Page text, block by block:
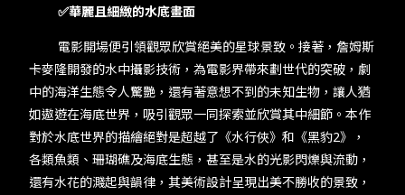
✅華麗且細緻的水底畫面
電影開場便引領觀眾欣賞絕美的星球景致。接著，詹姆斯
卡麥隆開發的水中攝影技術，為電影界帶來劃世代的突破，劇
中的海洋生態令人驚艷，還有著意想不到的未知生物，讓人猶
如遨遊在海底世界，吸引觀眾一同探索並欣賞其中細節。本作
對於水底世界的描繪絕對是超越了《水行俠》和《黑豹2》，
各類魚類、珊瑚礁及海底生態，甚至是水的光影閃爍與流動，
還有水花的濺起與韻律，其美術設計呈現出美不勝收的景致，